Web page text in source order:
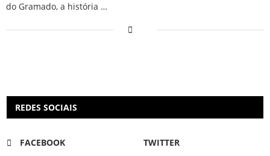
do Gramado, a história …
REDES SOCIAIS
FACEBOOK
TWITTER